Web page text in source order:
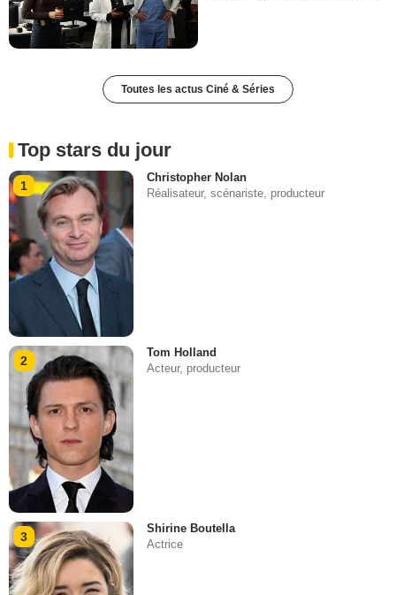
Toutes les actus Ciné & Séries
Top stars du jour
1
Christopher Nolan
Réalisateur, scénariste, producteur
2
Tom Holland
Acteur, producteur
3
Shirine Boutella
Actrice